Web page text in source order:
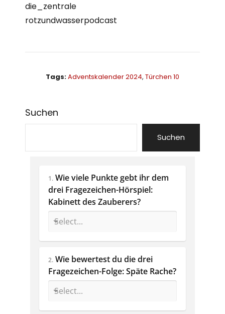
die_zentrale
rotzundwasserpodcast
Tags:Adventskalender 2024, Türchen 10
Suchen
Suchen
1. Wie viele Punkte gebt ihr dem
drei Fragezeichen-Hörspiel:
Kabinett des Zauberers?
2. Wie bewertest du die drei